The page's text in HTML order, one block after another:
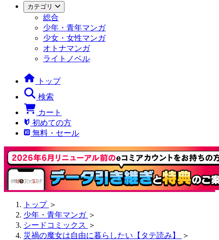
カテゴリ
総合
少年・青年マンガ
少女・女性マンガ
オトナマンガ
ライトノベル
トップ
検索
カート
初めての方
無料・セール
トップ ＞
少年・青年マンガ ＞
シードコミックス ＞
災禍の魔女は自由に暮らしたい【タテ読み】
＞